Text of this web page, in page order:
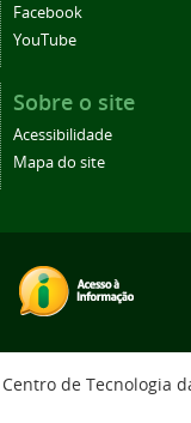
Facebook
YouTube
Sobre o site
Acessibilidade
Mapa do site
Centro de Tecnologia